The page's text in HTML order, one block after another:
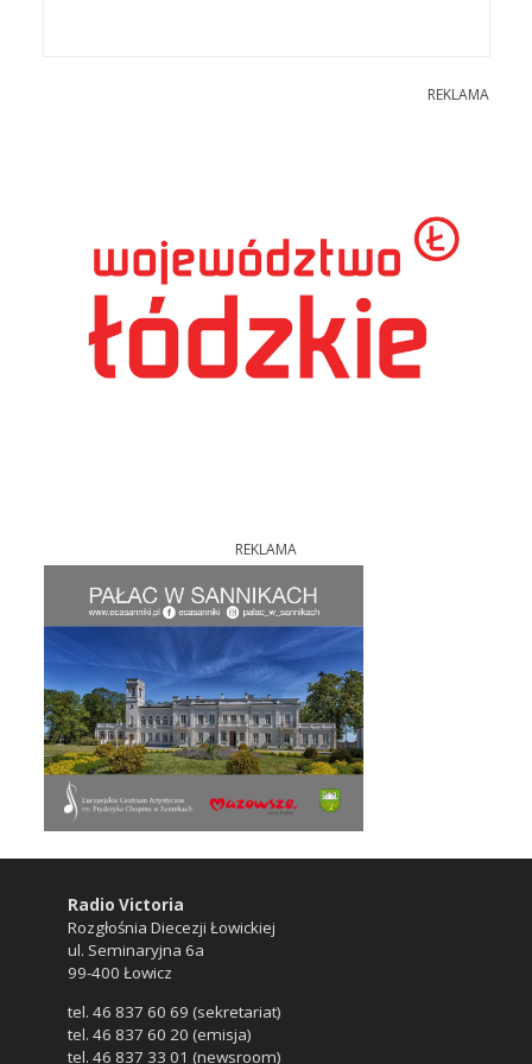
REKLAMA
REKLAMA
Radio Victoria
Rozgłośnia Diecezji Łowickiej
ul. Seminaryjna 6a
99-400 Łowicz
tel. 46 837 60 69 (sekretariat)
tel. 46 837 60 20 (emisja)
tel. 46 837 33 01 (newsroom)